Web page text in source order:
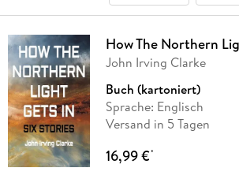
How The Northern
John Irving Clarke
Buch (kartoniert)
Sprache: Englisch
Versand in 5 Tagen
16,99 €*